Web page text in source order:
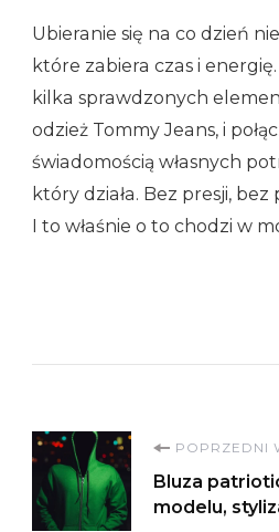
Ubieranie się na co dzień
które zabiera czas i
kilka sprawdzonych
odzież Tommy Jeans, i
świadomością własnych
który działa. Bez presji, bez
I to właśnie o to chodzi w
Nawigacja
wpisu
POPRZEDNI
Bluza
modelu,